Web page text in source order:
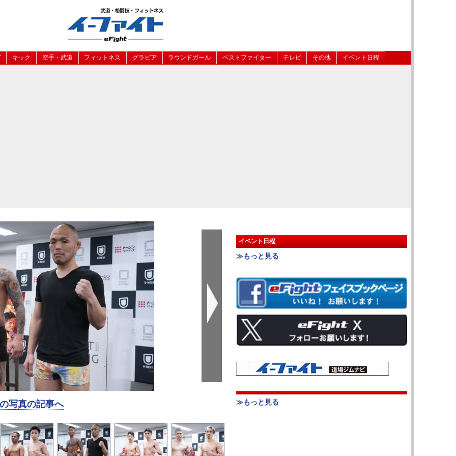
キック 空手・武道 フィットネス グラビア ラウンドガール ベストファイター テレビ その他 イベント日程
写真の記事へ
イベント日程
≫もっと見る
≫もっと見る